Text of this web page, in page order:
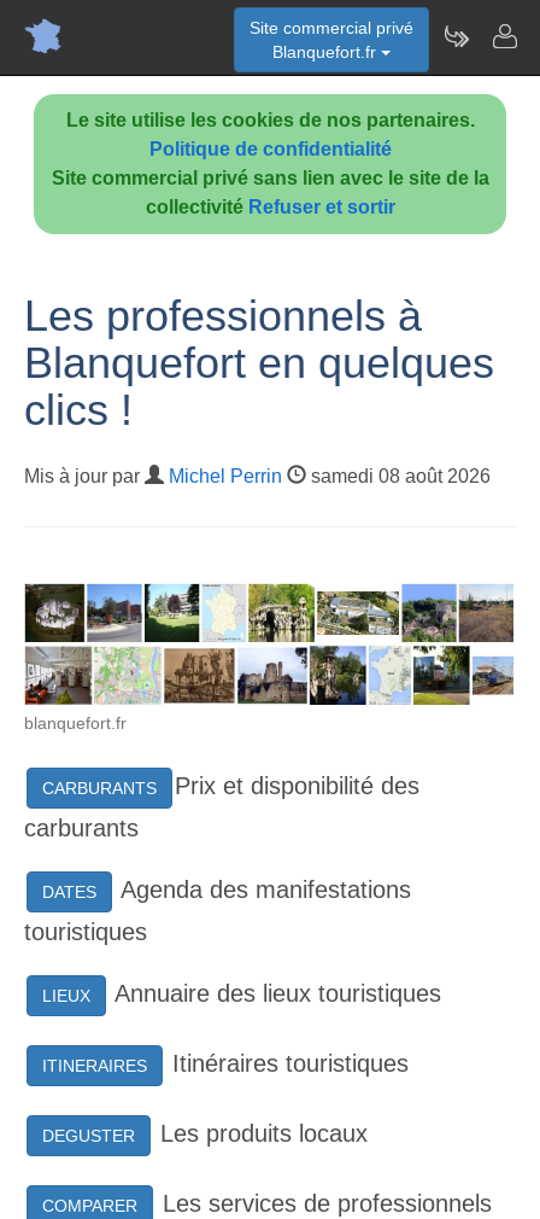
Le site utilise les cookies de nos partenaires.
Politique de confidentialité
Site commercial privé sans lien avec le site de la
collectivité Refuser et sortir
Site commercial privé
Blanquefort.fr
Les professionnels à
Blanquefort en quelques
clics !
Mis à jour par Michel Perrin samedi 08 août 2026
blanquefort.fr
CARBURANTS
Prix et disponibilité des
carburants
DATES
Agenda des manifestations
touristiques
LIEUX Annuaire des lieux touristiques
ITINERAIRES Itinéraires touristiques
DEGUSTER Les produits locaux
COMPARER Les services de professionnels